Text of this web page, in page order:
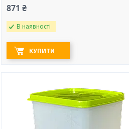
871 ₴
В наявності
КУПИТИ